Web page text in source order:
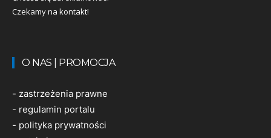
Czekamy na kontakt!
O NAS | PROMOCJA
- zastrzeżenia prawne
- regulamin portalu
- polityka prywatności